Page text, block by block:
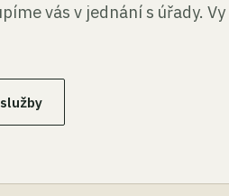
vás v jednání s úřady.